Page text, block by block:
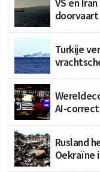
Turkije
AI-
Rusland
Oekraïne